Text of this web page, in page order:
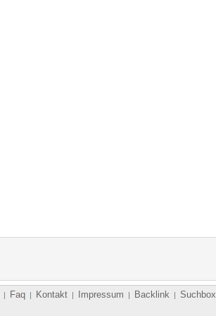
| Faq | Kontakt | Impressum | Backlink |